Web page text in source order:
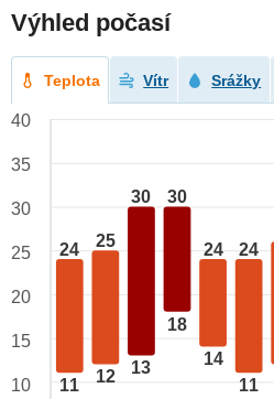
Výhled počasí
Teplota Vítr Srážky
24
11
25
12
30
13
30
18
24
14
24
11
40
35
30
25
20
15
10